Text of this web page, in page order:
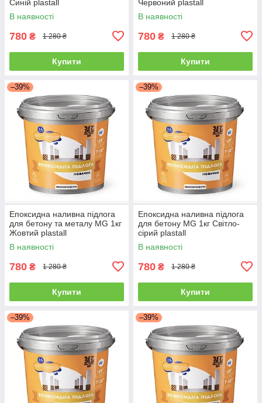
Синій plastall
В наявності
780 ₴ 1 280 ₴
Купити
Червоний plastall
В наявності
780 ₴ 1 280 ₴
Купити
–39%
Епоксидна наливна підлога
для бетону та металу MG 1кг
Жовтий plastall
В наявності
780 ₴ 1 280 ₴
Купити
–39%
Епоксидна наливна підлога
для бетону MG 1кг Світло-
сірий plastall
В наявності
780 ₴ 1 280 ₴
Купити
–39% –39%